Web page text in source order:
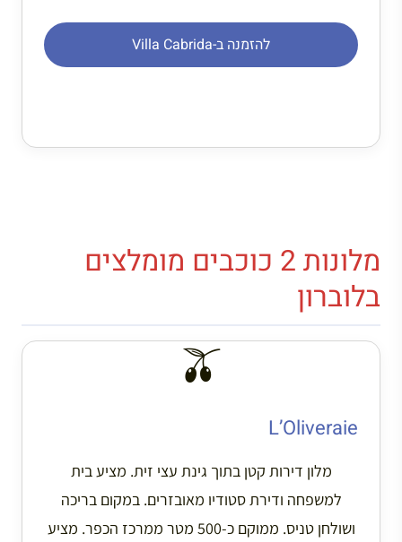
להזמנה ב-Villa Cabrida
מלונות 2 כוכבים מומלצים
בלוברון
🫒
L’Oliveraie
מלון דירות קטן בתוך גינת עצי זית. מציע בית
למשפחה ודירת סטודיו מאובזרים. במקום בריכה
ושולחן טניס. ממוקם כ-500 מטר ממרכז הכפר. מציע